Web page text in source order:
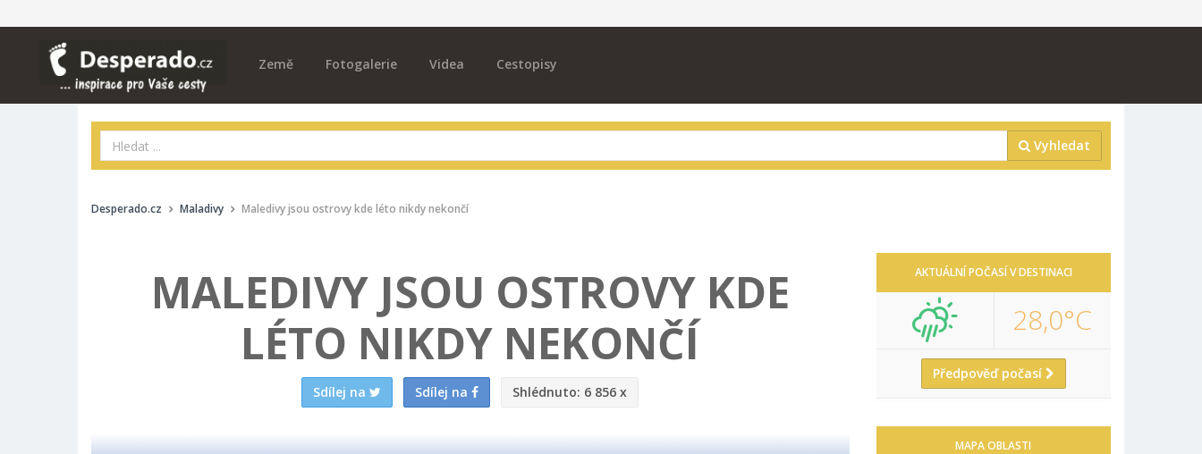
Země Fotogalerie Videa Cestopisy
Vyhledat
Desperado.cz Maladivy Maledivy jsou ostrovy kde léto nikdy nekončí
MALEDIVY JSOU OSTROVY KDE
LÉTO NIKDY NEKONČÍ
Sdílej na Sdílej na Shlédnuto: 6 856 x
AKTUÁLNÍ POČASÍ V DESTINACI
28,0°C
Předpověď počasí
MAPA OBLASTI